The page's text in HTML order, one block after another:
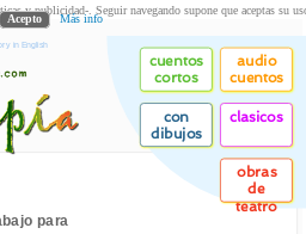
in English
cuentos
cortos
audio
cuentos
con
dibujos
clasicos
obras
de
teatro
para
y publicidad-. Seguir navegando supone que aceptas su
Acepto Más info